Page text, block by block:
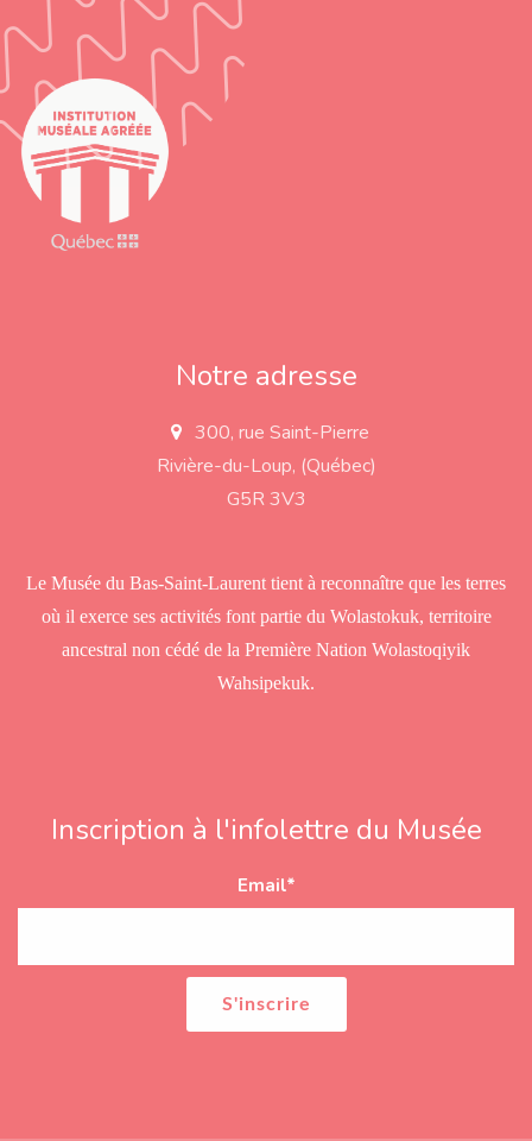
Notre adresse
a
d
300, rue Saint-Pierre
Rivière-du-Loup, (Québec)
G5R 3V3
Le Musée du Bas-Saint-Laurent tient à reconnaître que les terres
où il exerce ses activités font partie du Wolastokuk, territoire
ancestral non cédé de la Première Nation Wolastoqiyik
Wahsipekuk.
Inscription à l'infolettre du Musée
Email*